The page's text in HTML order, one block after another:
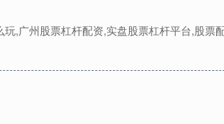
玩,广州股票杠杆配资,实盘股票杠杆平台,股